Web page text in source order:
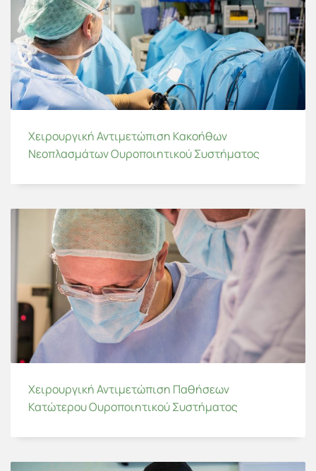
Χειρουργική Αντιμετώπιση Κακοήθων
Νεοπλασμάτων Ουροποιητικού Συστήματος
Χειρουργική Αντιμετώπιση Παθήσεων
Κατώτερου Ουροποιητικού Συστήματος